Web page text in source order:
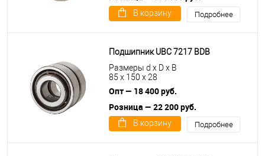
В корзину Подробнее
Подшипник UBC 7217 BDB
Размеры d x D x B
85 x 150 x 28
Опт — 18 400 руб.
Розница — 22 200 руб.
В корзину Подробнее